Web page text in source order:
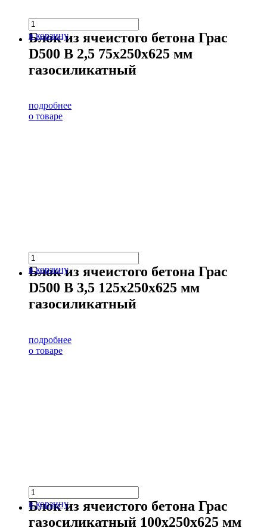
в корзину
Блок из ячеистого бетона Грас
D500 В 2,5 75х250х625 мм
газосиликатный
подробнее
о товаре
в корзину
Блок из ячеистого бетона Грас
D500 В 3,5 125х250х625 мм
газосиликатный
подробнее
о товаре
в корзину
Блок из ячеистого бетона Грас
газосиликатный 100х250х625 мм